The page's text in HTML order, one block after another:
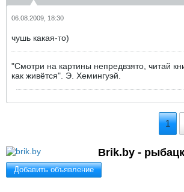
06.08.2009, 18:30
чушь какая-то)
"Смотри на картины непредвзято, читай
как живётся". Э. Хемингуэй.
1
Brik.by -
Добавить объявление